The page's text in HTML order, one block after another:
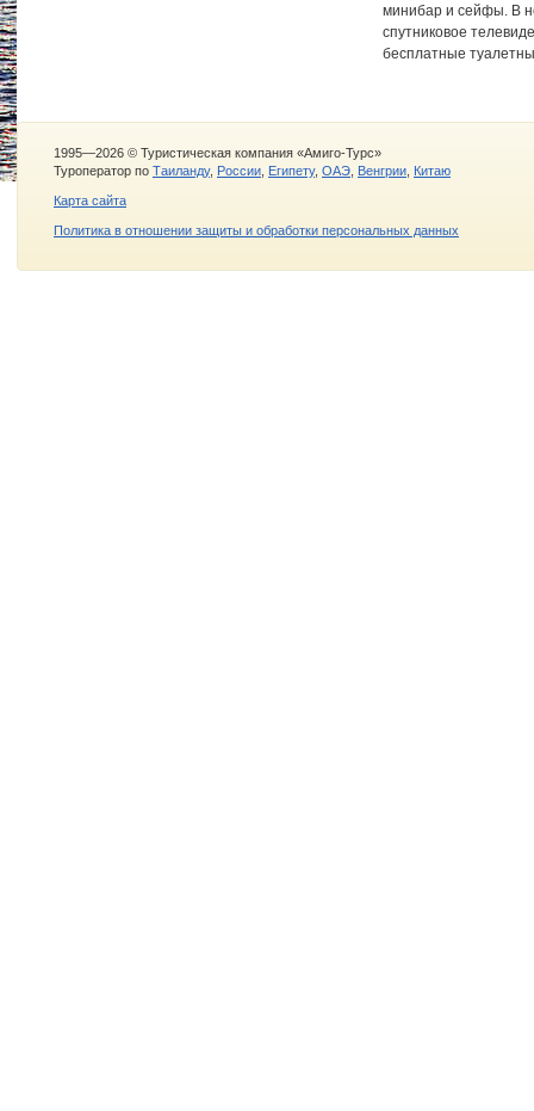
минибар и сейфы. В
спутниковое
бесплатные
1995—2026 © Туристическая компания «Амиго-Турс»
Туроператор по Таиланду, России Египету, ОАЭ Венгрии Китаю
Карта сайта
Политика в отношении защиты и обработки персональных данных